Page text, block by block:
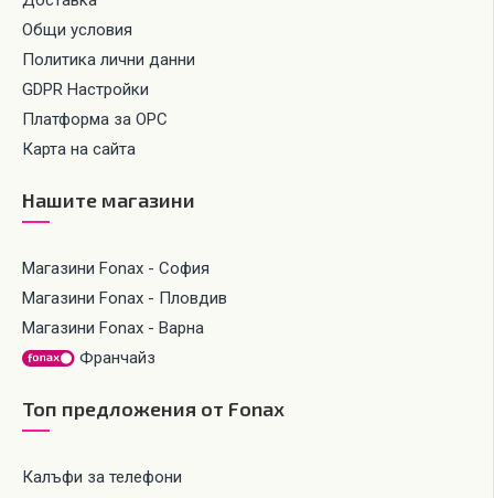
Общи условия
Политика лични данни
GDPR Настройки
Платформа за ОРС
Карта на сайта
Нашите магазини
Магазини Fonax - София
Магазини Fonax - Пловдив
Магазини Fonax - Варна
Франчайз
Топ предложения от Fonax
Калъфи за телефони